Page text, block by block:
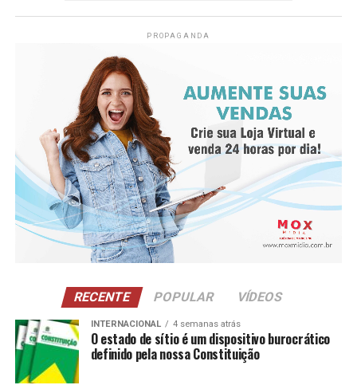
energética e projetos sociais. As práticas adotadas
ISO 14001, norma internacional de gestão ambiental
conquistada pela empresa desde 2023.
PROPAGANDA
RECENTE POPULAR VÍDEOS
INTERNACIONAL 4 semanas atrás
O estado de sítio é um dispositivo burocrático
definido pela nossa Constituição